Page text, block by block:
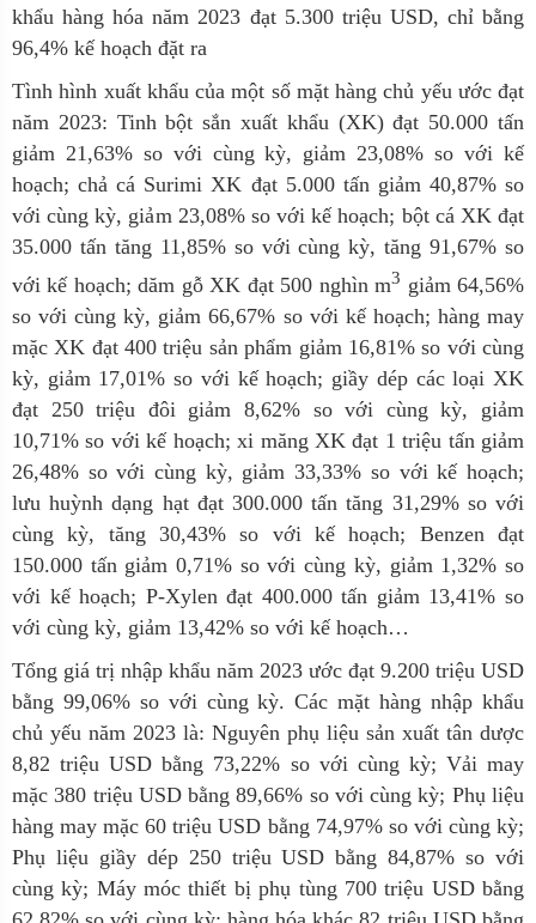
khẩu hàng hóa năm 2023 đạt 5.300 triệu USD, chỉ bằng
96,4% kế hoạch đặt ra
Tình hình xuất khẩu của một số mặt hàng chủ yếu ước đạt
năm 2023: Tinh bột sắn xuất khẩu (XK) đạt 50.000 tấn
giảm 21,63% so với cùng kỳ, giảm 23,08% so với kế
hoạch; chả cá Surimi XK đạt 5.000 tấn giảm 40,87% so
với cùng kỳ, giảm 23,08% so với kế hoạch; bột cá XK đạt
35.000 tấn tăng 11,85% so với cùng kỳ, tăng 91,67% so
với kế hoạch; dăm gỗ XK đạt 500 nghìn m3 giảm 64,56%
so với cùng kỳ, giảm 66,67% so với kế hoạch; hàng may
mặc XK đạt 400 triệu sản phẩm giảm 16,81% so với cùng
kỳ, giảm 17,01% so với kế hoạch; giầy dép các loại XK
đạt 250 triệu đôi giảm 8,62% so với cùng kỳ, giảm
10,71% so với kế hoạch; xi măng XK đạt 1 triệu tấn giảm
26,48% so với cùng kỳ, giảm 33,33% so với kế hoạch;
lưu huỳnh dạng hạt đạt 300.000 tấn tăng 31,29% so với
cùng kỳ, tăng 30,43% so với kế hoạch; Benzen đạt
150.000 tấn giảm 0,71% so với cùng kỳ, giảm 1,32% so
với kế hoạch; P-Xylen đạt 400.000 tấn giảm 13,41% so
với cùng kỳ, giảm 13,42% so với kế hoạch…
Tổng giá trị nhập khẩu năm 2023 ước đạt 9.200 triệu USD
bằng 99,06% so với cùng kỳ. Các mặt hàng nhập khẩu
chủ yếu năm 2023 là: Nguyên phụ liệu sản xuất tân dược
8,82 triệu USD bằng 73,22% so với cùng kỳ; Vải may
mặc 380 triệu USD bằng 89,66% so với cùng kỳ; Phụ liệu
hàng may mặc 60 triệu USD bằng 74,97% so với cùng kỳ;
Phụ liệu giầy dép 250 triệu USD bằng 84,87% so với
cùng kỳ; Máy móc thiết bị phụ tùng 700 triệu USD bằng